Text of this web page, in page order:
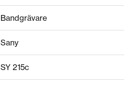
Bandgrävare
Sany
SY 215c